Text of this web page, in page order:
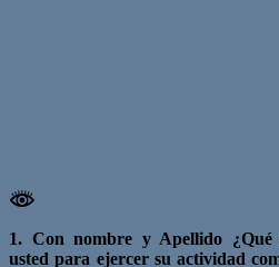
1. Con nombre y Apellido ¿Qué
usted para ejercer su actividad